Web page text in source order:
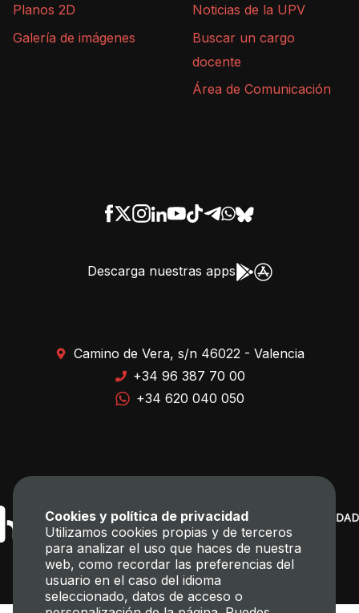
Planos 2D
Galería de imágenes
Noticias de la UPV
Buscar un cargo
docente
Área de Comunicación
Descarga nuestras apps
Camino de Vera, s/n 46022 - Valencia
+34 96 387 70 00
+34 620 040 050
Cookies y política de privacidad
Utilizamos cookies propias y de terceros
para analizar el uso que haces de nuestra
web, como recordar las preferencias del
usuario en el caso del idioma
seleccionado, datos de acceso o